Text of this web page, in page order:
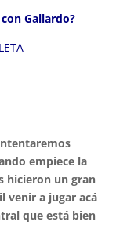
Gallardo?
empiece la
hicieron un gran
venir a jugar acá
que está bien